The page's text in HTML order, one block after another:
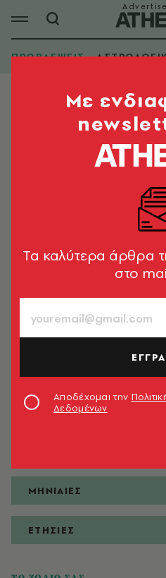
ΠΡΟΒΛΕΨΕΙΣ
ΠΡΟΒΛΕΨΕΙΣ
ΗΜΕΡΗΣΙΕΣ
ΜΗΝΙΑΙΕΣ
ΕΤΗΣΙΕΣ
Mε
Tα καλύτερα άρθρα
στο
Αποδέχομαι την
Δεδομένων